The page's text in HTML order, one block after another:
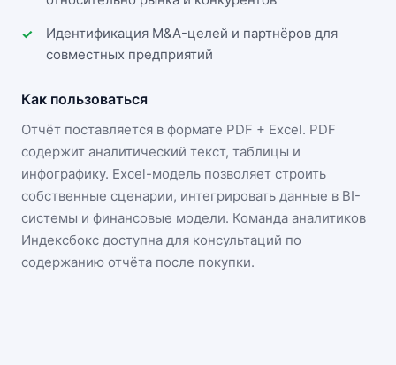
Идентификация M&A-целей и партнёров для
совместных предприятий
Как пользоваться
Отчёт поставляется в формате PDF + Excel. PDF
содержит аналитический текст, таблицы и
инфографику. Excel-модель позволяет строить
собственные сценарии, интегрировать данные в BI-
системы и финансовые модели. Команда аналитиков
Индексбокс доступна для консультаций по
содержанию отчёта после покупки.